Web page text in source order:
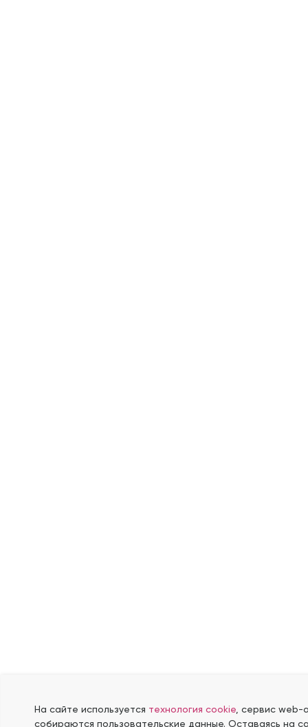
На сайте используется технология cookie , сервис web-
собираются пользовательские данные. Оставаясь на